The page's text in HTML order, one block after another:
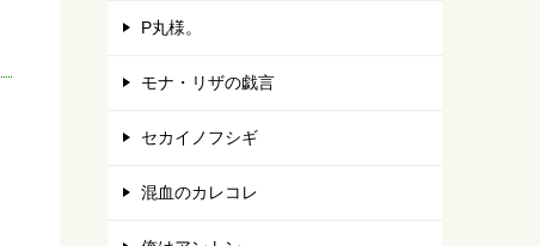
P丸様。
モナ・リザの戯言
セカイノフシギ
混血のカレコレ